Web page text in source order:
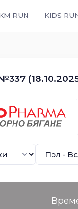
RUN KIDS